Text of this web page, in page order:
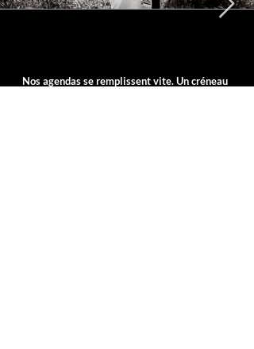
Nos agendas se remplissent vite. Un créneau